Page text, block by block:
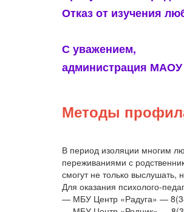
Отказ от изучения
С уважением,
администрация МАОУ
Методы
В период изоляции многим
переживаниями с
смогут не только
Для оказания психолого-
— МБУ Центр «Радуга» —